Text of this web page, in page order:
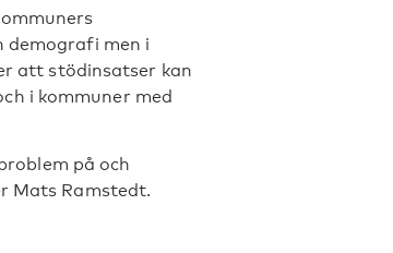
demografi men i
att stödinsatser kan
i kommuner med
på och
Mats Ramstedt.